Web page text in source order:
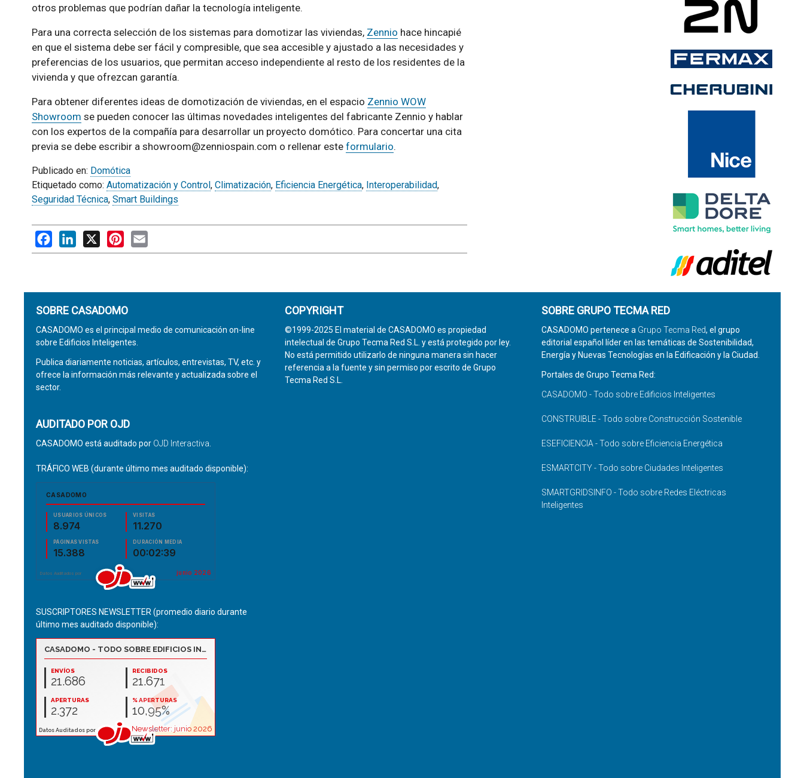
otros problemas que podrían dañar la tecnología inteligente.
Para una correcta selección de los sistemas para domotizar las viviendas, Zennio hace hincapié
en que el sistema debe ser fácil y compresible, que sea accesible y ajustado a las necesidades y
preferencias de los usuarios, que permitan acceso independiente al resto de los residentes de la
vivienda y que ofrezcan garantía.
Para obtener diferentes ideas de domotización de viviendas, en el espacio Zennio WOW
Showroom se pueden conocer las últimas novedades inteligentes del fabricante Zennio y hablar
con los expertos de la compañía para desarrollar un proyecto domótico. Para concertar una cita
previa se debe escribir a showroom@zenniospain.com o rellenar este formulario.
Publicado en: Domótica
Etiquetado como: Automatización y Control, Climatización, Eficiencia Energética, Interoperabilidad,
Seguridad Técnica, Smart Buildings
FacebookLinkedIn
X PinterestEmail
SOBRE CASADOMO
CASADOMO es el principal medio de comunicación on-line
sobre Edificios Inteligentes.
Publica diariamente noticias, artículos, entrevistas, TV, etc. y
ofrece la información más relevante y actualizada sobre el
sector.
AUDITADO POR OJD
CASADOMO está auditado por OJD Interactiva
TRÁFICO WEB (durante último mes auditado disponible):
SUSCRIPTORES NEWSLETTER (promedio diario durante
último mes auditado disponible):
COPYRIGHT
©1999-2025 El material de CASADOMO es propiedad
intelectual de Grupo Tecma Red S.L. y está protegido por ley.
No está permitido utilizarlo de ninguna manera sin hacer
referencia a la fuente y sin permiso por escrito de Grupo
Tecma Red S.L.
SOBRE GRUPO TECMA RED
CASADOMO pertenece a Grupo Tecma Red, el grupo
editorial español líder en las temáticas de Sostenibilidad,
Energía y Nuevas Tecnologías en la Edificación y la Ciudad.
Portales de Grupo Tecma Red:
CASADOMO - Todo sobre Edificios Inteligentes
CONSTRUIBLE - Todo sobre Construcción Sostenible
ESEFICIENCIA - Todo sobre Eficiencia Energética
ESMARTCITY - Todo sobre Ciudades Inteligentes
SMARTGRIDSINFO - Todo sobre Redes Eléctricas
Inteligentes